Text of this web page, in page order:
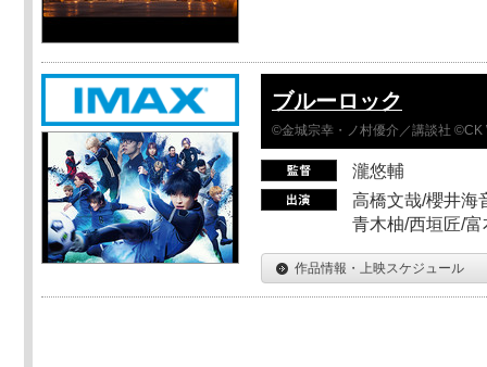
ブルーロック
©金城宗幸・ノ村優介／講談社 ©CK
瀧悠輔
高橋文哉/櫻井海
青木柚/西垣匠/
作品情報・上映スケジュール